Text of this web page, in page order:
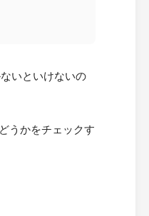
いといけないの
うかをチェックす